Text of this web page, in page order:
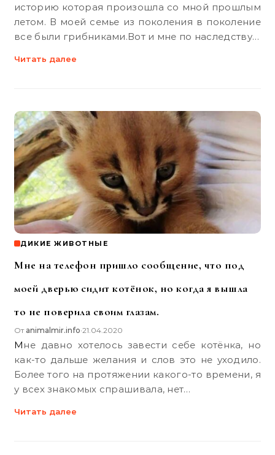
историю которая произошла со мной прошлым
летом. В моей семье из поколения в поколение
все были грибниками.Вот и мне по наследству…
Читать далее
ДИКИЕ ЖИВОТНЫЕ
Мне на телефон пришло сообщение, что под
моей дверью сидит котёнок, но когда я вышла
то не поверила своим глазам.
От animalmir.info•21.04.2020
Мне давно хотелось завести себе котёнка, но
как-то дальше желания и слов это не уходило.
Более того на протяжении какого-то времени, я
у всех знакомых спрашивала, нет…
Читать далее